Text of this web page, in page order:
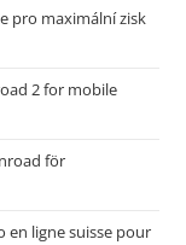
pro maximální zisk
2 for mobile
för
en ligne suisse pour